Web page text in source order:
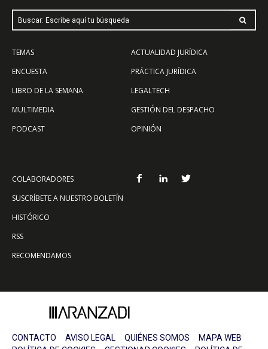
Buscar: Escribe aquí tu búsqueda
TEMAS
ENCUESTA
LIBRO DE LA SEMANA
MULTIMEDIA
PODCAST
ACTUALIDAD JURÍDICA
PRÁCTICA JURÍDICA
LEGALTECH
GESTIÓN DEL DESPACHO
OPINIÓN
COLABORADORES
SUSCRÍBETE A NUESTRO BOLETÍN
HISTÓRICO
RSS
RECOMENDAMOS
CONTACTO AVISO LEGAL QUIÉNES SOMOS
MAPA WEB